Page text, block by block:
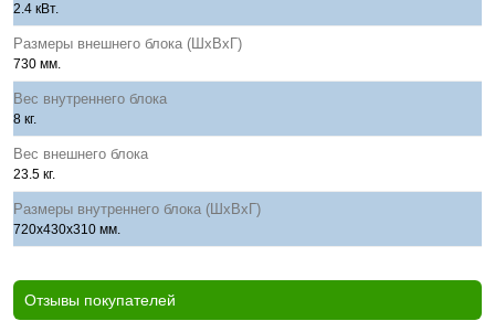
2.4 кВт.
Размеры внешнего блока (ШхВхГ)
730 мм.
Вес внутреннего блока
8 кг.
Вес внешнего блока
23.5 кг.
Размеры внутреннего блока (ШхВхГ)
720x430x310 мм.
Отзывы покупателей